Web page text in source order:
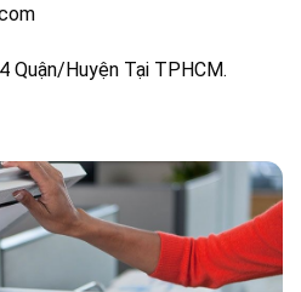
Quận/Huyện Tại TPHCM.